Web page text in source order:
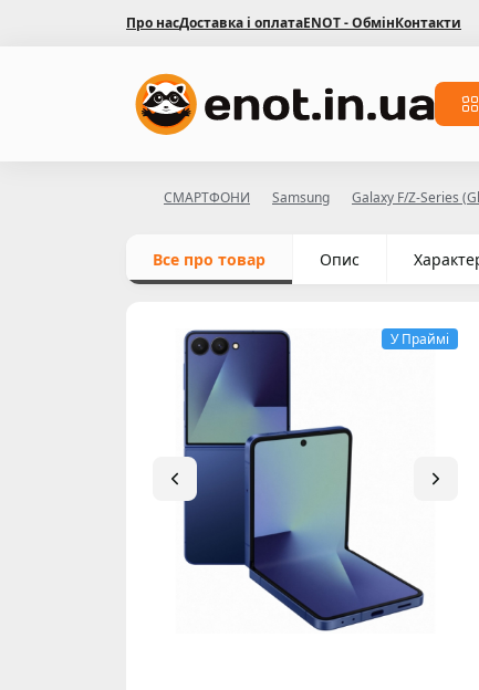
Про насДоставка і оплатаENOT - ОбмінКонтакти
СМАРТФОНИ Samsung Galaxy F/Z-Series
Все про товар Опис
У Праймі